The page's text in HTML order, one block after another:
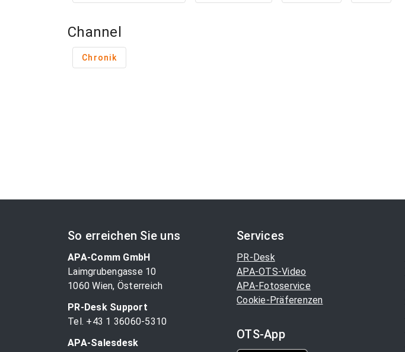
Channel
Chronik
So erreichen Sie uns
APA-Comm GmbH
Laimgrubengasse 10
1060 Wien, Österreich
PR-Desk Support
Tel. +43 1 36060-5310
APA-Salesdesk
Services
PR-Desk
APA-OTS-Video
APA-Fotoservice
Cookie-Präferenzen
OTS-App